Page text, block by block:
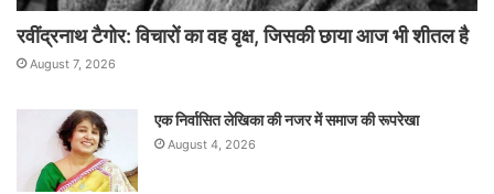
रवींद्रनाथ टैगोर: विचारों का वह वृक्ष, जिसकी छाया आज भी शीतल है
August 7, 2026
एक निर्वासित लेखिका की नजर में समाज की रूपरेखा
August 4, 2026